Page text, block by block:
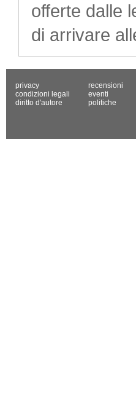
offerte dalle
di arrivare
privacy
condizioni legali
diritto d'autore
recensioni
eventi
politiche